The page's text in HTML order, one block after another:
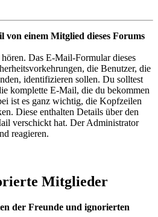
von einem Mitglied dieses Forums
Das E-Mail-Formular dieses
die Benutzer, die
identifizieren sollen. Du solltest
komplette E-Mail, die du bekommen
ist es ganz wichtig, die Kopfzeilen
Diese enthalten Details über den
verschickt hat. Der Administrator
reagieren.
Mitglieder
der Freunde und ignorierten